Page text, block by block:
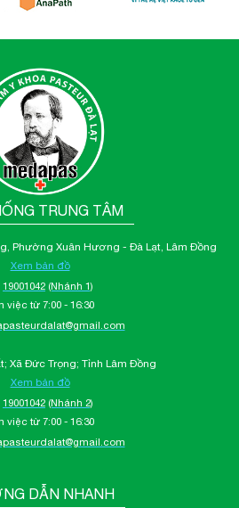
TRUNG TÂM
Phường Xuân Hương - Đà Lạt, Lâm Đồng
Xem bản đồ
19001042 (Nhánh 1)
việc từ 7:00 - 16:30
Xã Đức Trọng; Tỉnh Lâm Đồng
Xem bản đồ
19001042 (Nhánh 2)
việc từ 7:00 - 16:30
DẪN NHANH